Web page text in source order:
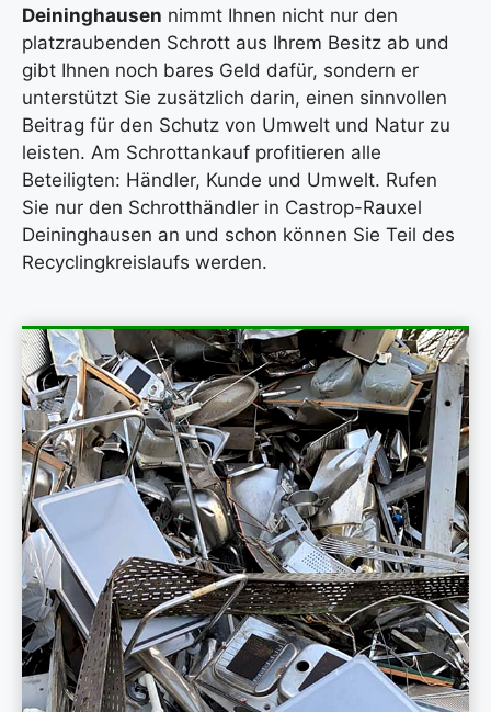
Deininghausen nimmt Ihnen nicht nur den
platzraubenden Schrott aus Ihrem Besitz ab und
gibt Ihnen noch bares Geld dafür, sondern er
unterstützt Sie zusätzlich darin, einen sinnvollen
Beitrag für den Schutz von Umwelt und Natur zu
leisten. Am Schrottankauf profitieren alle
Beteiligten: Händler, Kunde und Umwelt. Rufen
Sie nur den Schrotthändler in Castrop-Rauxel
Deininghausen an und schon können Sie Teil des
Recyclingkreislaufs werden.